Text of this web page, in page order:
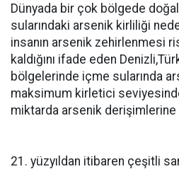
Dünyada bir çok bölgede
sularındaki arsenik kirliliği
insanın arsenik zehirlenmesi
kaldığını ifade eden
bölgelerinde içme sularında
maksimum kirletici
miktarda arsenik derişimlerine
21. yüzyıldan itibaren çeşitli